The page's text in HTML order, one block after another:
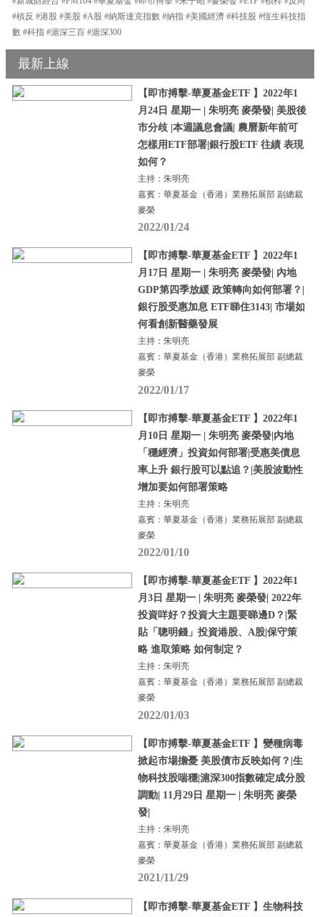
#槓反 #港股 #美股 #A股 #納斯達克指數 #納指 #美國經濟 #科技股 #恆生科技指
數 #科指 #滬深三百 #滬深300
最新上線
【即市搏擊-華夏基金ETF 】2022年1
月24日 星期一 | 朱明亮 麥榮發| 美股後
市分歧 |本週議息會議| 農曆新年前可
怎樣用ETF部署|銀行股ETF 往績 表現
如何？
主持：朱明亮
嘉賓：華夏基金（香港）業務拓展部 副總裁
麥榮
2022/01/24
【即市搏擊-華夏基金ETF 】2022年1
月17日 星期一 | 朱明亮 麥榮發| 內地
GDP第四季放緩 政策轉向如何部署？|
銀行股受惠加息 ETF睇住3143| 市場如
何看創新醫藥發展
主持：朱明亮
嘉賓：華夏基金（香港）業務拓展部 副總裁
麥榮
2022/01/17
【即市搏擊-華夏基金ETF 】2022年1
月10日 星期一 | 朱明亮 麥榮發|內地
「穩經濟」投資如何部署|受惠美債息
率上升 銀行股可以點追？|美股波動性
增加要如何部署策略
主持：朱明亮
嘉賓：華夏基金（香港）業務拓展部 副總裁
麥榮
2022/01/10
【即市搏擊-華夏基金ETF 】2022年1
月3日 星期一 | 朱明亮 麥榮發| 2022年
投資咩好？投資大主題要睇邊D？|緊
貼「聰明錢」投資港股、A股|保守策
略 進取策略 如何制定？
主持：朱明亮
嘉賓：華夏基金（香港）業務拓展部 副總裁
麥榮
2022/01/03
【即市搏擊-華夏基金ETF 】變種病毒
掀起市場擔憂 美股債市反映如何？|生
物科技股喘穩|滬深300指數確定成分股
調動| 11月29日 星期一 | 朱明亮 麥榮
發|
主持：朱明亮
嘉賓：華夏基金（香港）業務拓展部 副總裁
麥榮
2021/11/29
【即市搏擊-華夏基金ETF 】生物科技